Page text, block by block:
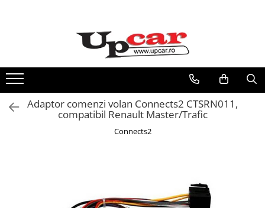
Aplice si Pendule
Electrocasnice Mici
Audio & Video
Adaptor comenzi volan Connects2 CTSRN011,
compatibil Renault Master/Trafic
Connects2